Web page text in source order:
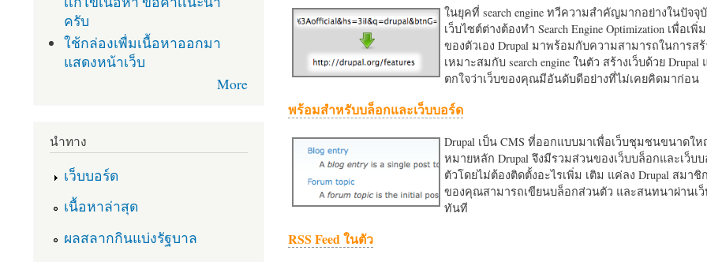
ในยุคที่ search engine ทวีความสำคัญมากอย่างในปัจจุ
เว็บไซต์ต่างต้องทำ Search Engine Optimization เพื่อเ
ของตัวเอง Drupal มาพร้อมกับความสามารถในการสร้
เหมาะสมกับ search engine ในตัว สร้างเว็บด้วย
ตกใจว่าเว็บของคุณมีอันดับดีอย่างที่ไม่เคยคิดมาก่อน
พร้อมสำหรับบล็อกและเว็บบอร์ด
Drupal เป็น CMS ที่ออกแบบมาเพื่อเว็บชุมชนขนาดให
หมายหลัก Drupal จึงมีรวมส่วนของเว็บบล็อกและเว็บ
ตัวโดยไม่ต้องติดตั้งอะไรเพิ่ม เติม แค่ลง Drupal สมาชิ
ของคุณสามารถเขียนบล็อกส่วนตัว และสนทนาผ่านเว็
ทันที
RSS Feed ในตัว
ครับ
ใช้กล่องเพื่มเนื้อหาออกมา
แสดงหน้าเว็บ
More
นำทาง
เว็บบอร์ด
เนื้อหาล่าสุด
ผลสลากกินแบ่งรัฐบาล